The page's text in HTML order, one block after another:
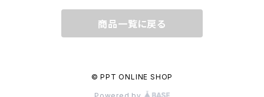
商品一覧に戻る
© PPT ONLINE SHOP